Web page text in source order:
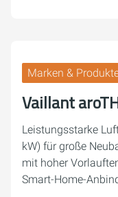
Marken &
Vaillant
Leistungsstarke
kW) für große
mit hoher
Smart-Home-